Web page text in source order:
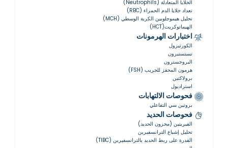
الخلايا المتعادلة (Neutrophils)
تعداد خلايا الدم الحمراء (RBC)
تحليل هيموجلوبين الكرية الوسطي (MCH)
الهيماتوكريت(HCT)
اختبارات الهرمونات
الكورتيزول
تستستيرون
البروجسترون
هرمون المحفز للجريب (FSH)
برولاكتين
استراديول
فحوصات الالتهابات
بروتين سي التفاعلي
فحوصات الحديد
الفيريتين (مخزون الحديد)
تحليل إشباع الترانسفيرين
القدرة على ربط الحديد بالترانسفيرين (TIBC)